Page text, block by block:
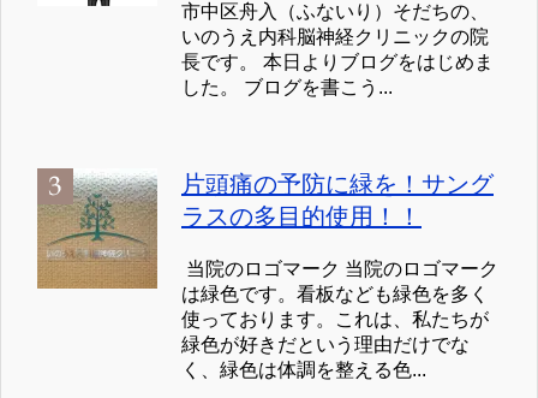
市中区舟入（ふないり）そだちの、
いのうえ内科脳神経クリニックの院
長です。 本日よりブログをはじめま
した。 ブログを書こう...
片頭痛の予防に緑を！サング
ラスの多目的使用！！
当院のロゴマーク 当院のロゴマーク
は緑色です。看板なども緑色を多く
使っております。これは、私たちが
緑色が好きだという理由だけでな
く、緑色は体調を整える色...